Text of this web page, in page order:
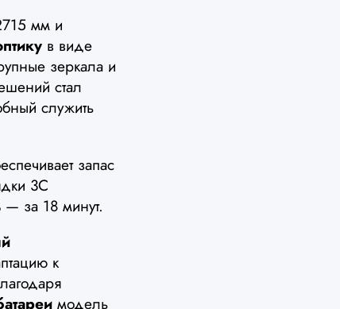
мм и
в виде
зеркала и
стал
служить
запас
3C
— за 18 минут.
к
модель